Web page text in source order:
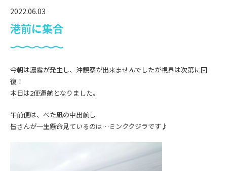
2022.06.03
港前に集合
今朝は濃霧が発生し、沖観察が出来ませんでしたが視界は次第に回
復！
本日は2便運航となりました。
午前便は、べた凪の中出航し
皆さんが一生懸命見ているのは…ミンククジラです♪